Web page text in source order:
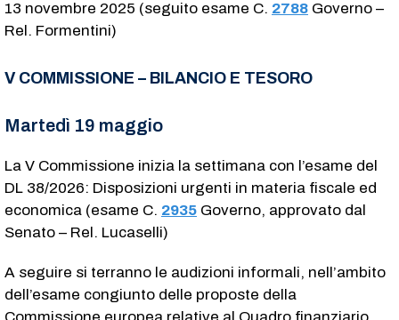
13 novembre 2025 (seguito esame C. 2788 ​ Governo –
Rel. Formentini)
V COMMISSIONE – BILANCIO E TESORO
Martedì 19 maggio
La V Commissione inizia la settimana con l’esame del
DL 38/2026: Disposizioni urgenti in materia fiscale ed
economica (esame C. 2935 ​ Governo, approvato dal
Senato – Rel. Lucaselli)
A seguire si terranno le audizioni informali, nell’ambito
dell’esame congiunto delle proposte della
Commissione europea relative al Quadro finanziario